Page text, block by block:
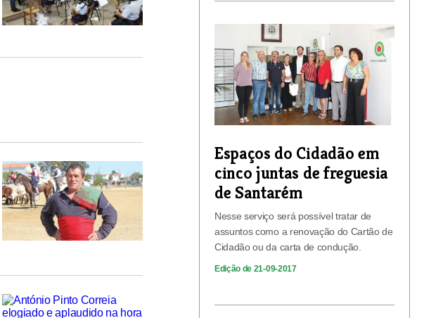
Espaços do Cidadão em
cinco juntas de freguesia
de Santarém
Nesse serviço será possível tratar de
assuntos como a renovação do Cartão de
Cidadão ou da carta de condução.
Edição de 21-09-2017